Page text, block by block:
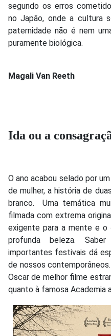
segundo os erros
no Japão, onde a cultura
paternidade não é nem
puramente biológica.
Magali Van Reeth
Ida ou a
O ano acabou selado por
de mulher, a história de
branco. Uma temática
filmada com extrema
exigente para a mente e
profunda beleza.
importantes festivais dá
de nossos
Oscar de melhor filme
quanto à famosa Academia